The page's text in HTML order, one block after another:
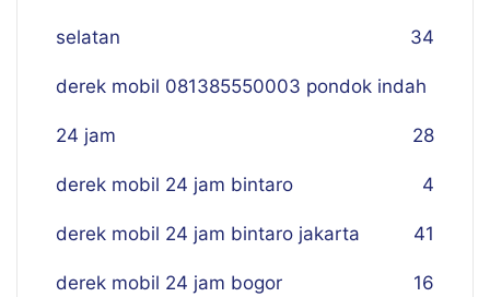
selatan 34
derek mobil 081385550003 pondok indah
24 jam 28
derek mobil 24 jam bintaro 4
derek mobil 24 jam bintaro jakarta 41
derek mobil 24 jam bogor 16